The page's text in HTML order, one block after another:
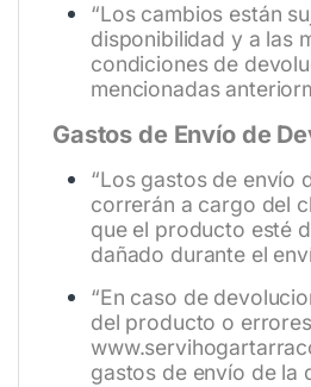
“Los cambios están
disponibilidad y a las
condiciones de
mencionadas
Gastos de Envío de
“Los gastos de envío
correrán a cargo del
que el producto esté
dañado durante el
“En caso de
del producto o
gastos de envío de la